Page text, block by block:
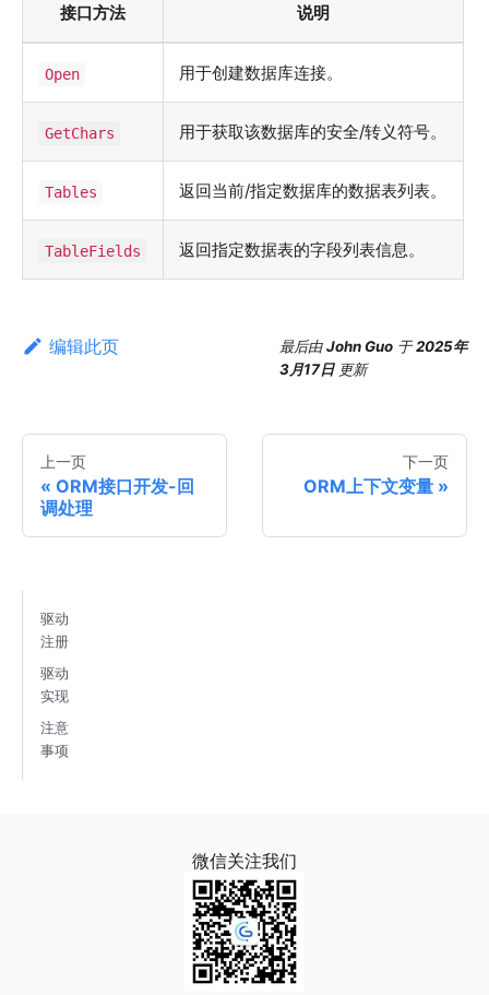
接口方法 说明
Open 用于创建数据库连接。
GetChars 用于获取该数据库的安全/转义符号。
Tables 返回当前/指定数据库的数据表列表。
TableFields 返回指定数据表的字段列表信息。
编辑此页 最后由John Guo 于2025年
3月17日 更新
上一页
ORM接口开发-回
调处理
下一页
ORM上下文变量
驱动
注册
驱动
实现
注意
事项
微信关注我们